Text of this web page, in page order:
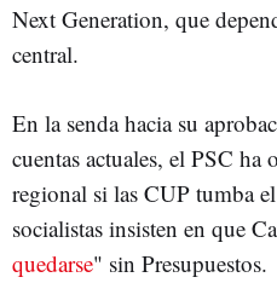
Next Generation, que
central.
En la senda hacia su
cuentas actuales, el PSC
regional si las CUP tumba
socialistas insisten en que
quedarse" sin Presupuestos.